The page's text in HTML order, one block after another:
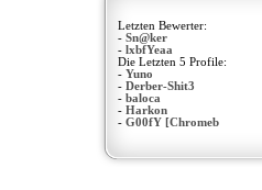
Letzten Bewerter:
- Sn@ker
- lxbfYeaa
Die Letzten 5 Profile:
- Yuno
- Derber-Shit3
- baloca
- Harkon
- G00fY [Chromeb